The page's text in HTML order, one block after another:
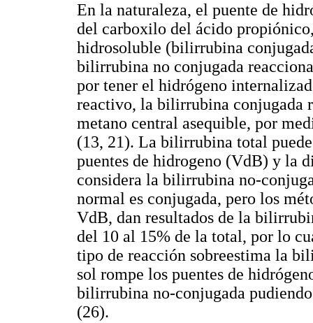
En la naturaleza, el puente de
del carboxilo del ácido
hidrosoluble (bilirrubina
bilirrubina no conjugada
por tener el hidrógeno
reactivo, la bilirrubina conjugada
metano central asequible, por
(13, 21). La bilirrubina total
puentes de hidrogeno (VdB) y la
considera la bilirrubina no-
normal es conjugada, pero los
VdB, dan resultados de la
del 10 al 15% de la total, por lo
tipo de reacción sobreestima la
sol rompe los puentes de
bilirrubina no-conjugada
(26).